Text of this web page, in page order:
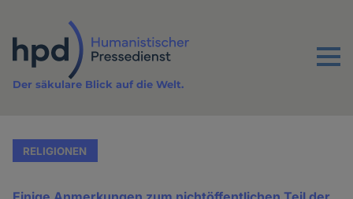
Inhalt
Menu
Der säkulare Blick auf die Welt.
RELIGIONEN